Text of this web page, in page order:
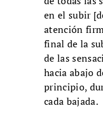
en el subir
atención
final de la
de las
hacia abajo
principio,
cada bajada.